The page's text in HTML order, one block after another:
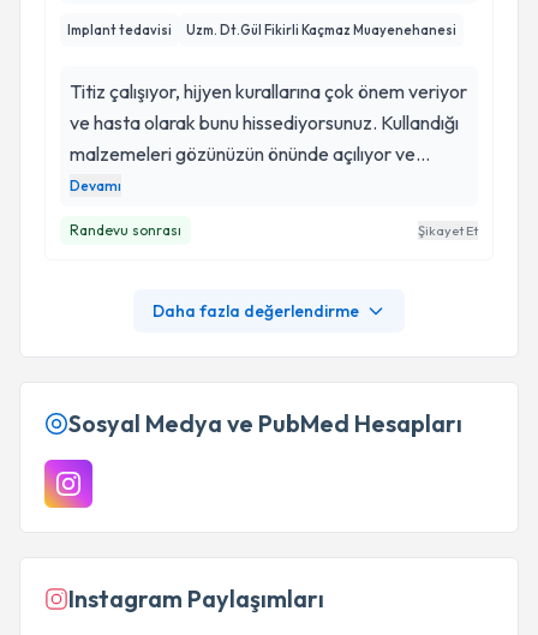
Implant tedavisi Uzm. Dt.Gül Fikirli Kaçmaz Muayenehanesi
Titiz çalışıyor, hijyen kurallarına çok önem veriyor
ve hasta olarak bunu hissediyorsunuz. Kullandığı
malzemeleri gözünüzün önünde açılıyor ve
açarken bile çok titiz davranıyor. Kullandığı
Devamı
Randevu sonrası Şikayet Et
Daha fazla değerlendirme
Sosyal Medya ve PubMed Hesapları
Instagram Paylaşımları